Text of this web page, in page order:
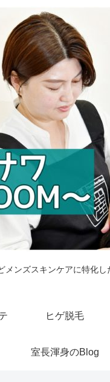
ンズスキンケアに特化
ヒゲ脱毛
室長渾身のBlog